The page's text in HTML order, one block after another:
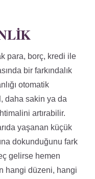
para, borç, kredi ile
bir farkındalık
otomatik
daha sakin ya da
artırabilir.
yaşanan küçük
dokunduğunu fark
gelirse hemen
hangi düzeni, hangi